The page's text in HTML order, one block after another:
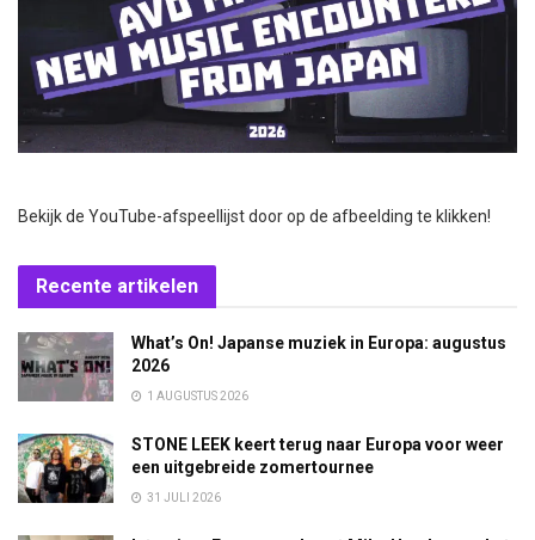
Bekijk de YouTube-afspeellijst door op de afbeelding te klikken!
Recente artikelen
What’s On! Japanse muziek in Europa: augustus
2026
1 AUGUSTUS 2026
STONE LEEK keert terug naar Europa voor weer
een uitgebreide zomertournee
31 JULI 2026